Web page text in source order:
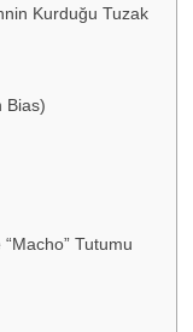
Kurduğu Tuzak
Bias)
“Macho” Tutumu